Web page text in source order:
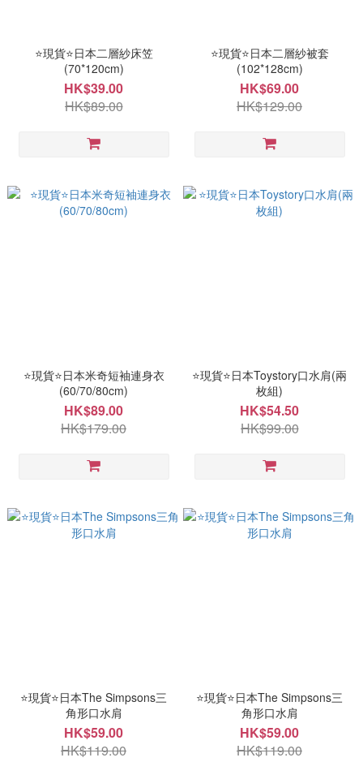
⭐現貨⭐日本二層紗床笠
(70*120cm)
HK$39.00
HK$89.00
⭐現貨⭐日本二層紗被套
(102*128cm)
HK$69.00
HK$129.00
⭐現貨⭐日本米奇短袖連身衣
(60/70/80cm)
HK$89.00
HK$179.00
⭐現貨⭐日本Toystory口水肩(兩
枚組)
HK$54.50
HK$99.00
⭐現貨⭐日本The Simpsons三
角形口水肩
HK$59.00
HK$119.00
⭐現貨⭐日本The Simpsons三
角形口水肩
HK$59.00
HK$119.00